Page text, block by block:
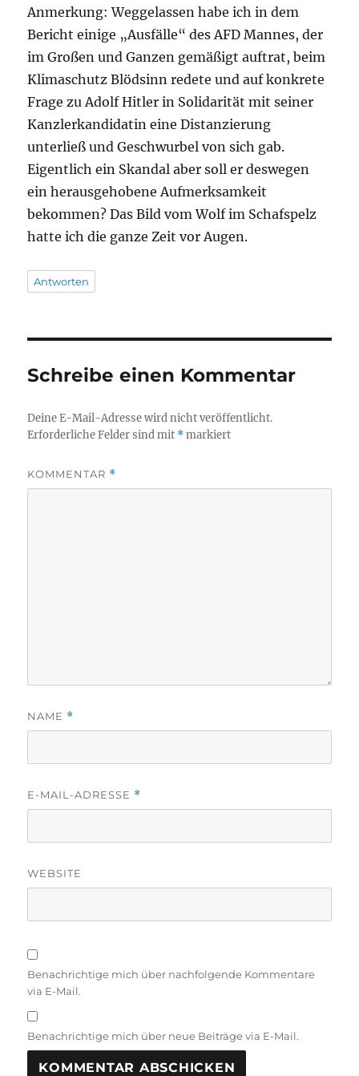
Anmerkung: Weggelassen habe ich in dem
Bericht einige „Ausfälle“ des AFD Mannes, der
im Großen und Ganzen gemäßigt auftrat, beim
Klimaschutz Blödsinn redete und auf konkrete
Frage zu Adolf Hitler in Solidarität mit seiner
Kanzlerkandidatin eine Distanzierung
unterließ und Geschwurbel von sich gab.
Eigentlich ein Skandal aber soll er deswegen
ein herausgehobene Aufmerksamkeit
bekommen? Das Bild vom Wolf im Schafspelz
hatte ich die ganze Zeit vor Augen.
Antworten
Schreibe einen Kommentar
Deine E-Mail-Adresse wird nicht veröffentlicht.
Erforderliche Felder sind mit *markiert
KOMMENTAR *
NAME *
E-MAIL-ADRESSE *
WEBSITE
Benachrichtige mich über nachfolgende Kommentare
via E-Mail.
Benachrichtige mich über neue Beiträge via E-Mail.